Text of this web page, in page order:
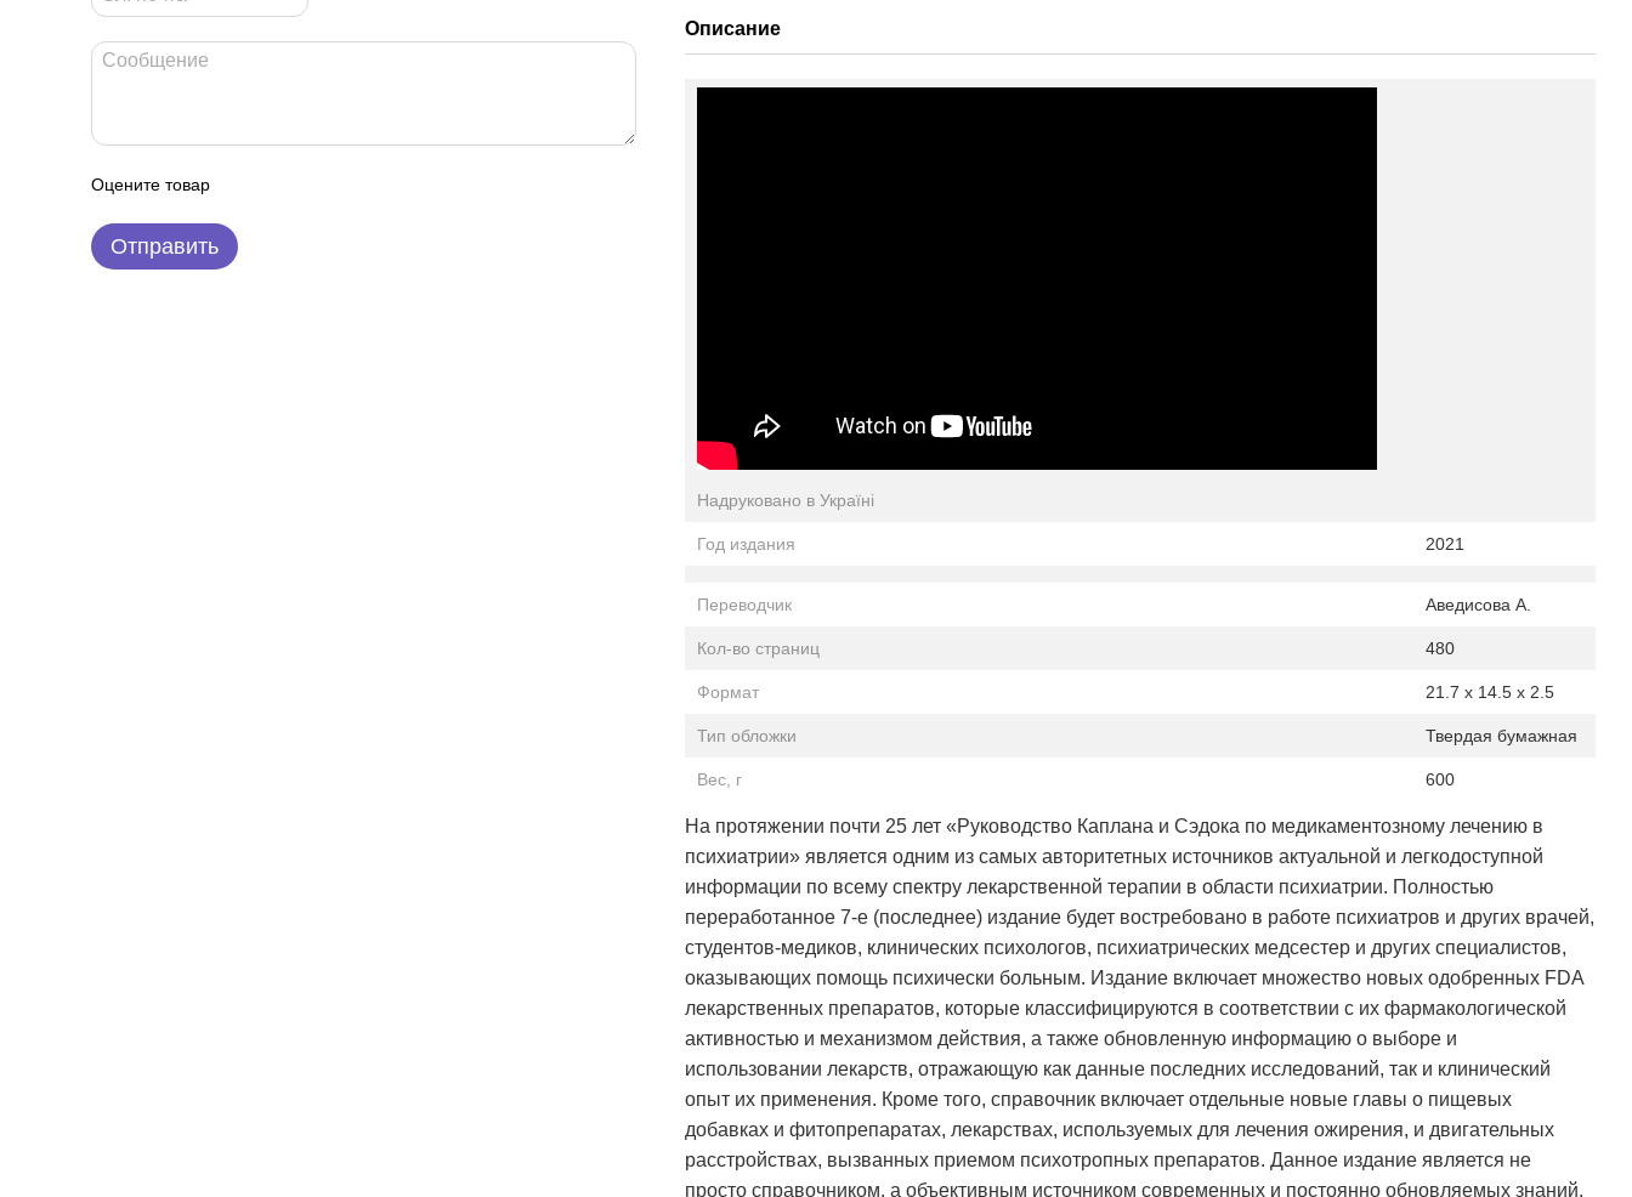
Оцените товар
Отправить
Описание
Надруковано в Україні
Год издания 2021
Переводчик Аведисова А.
Кол-во страниц 480
Формат 21.7 x 14.5 x 2.5
Тип обложки Твердая бумажная
Вес, г 600
На протяжении почти 25 лет «Руководство Каплана и Сэдока по медикаментозному лечению в
психиатрии» является одним из самых авторитетных источников актуальной и легкодоступной
информации по всему спектру лекарственной терапии в области психиатрии. Полностью
переработанное 7-е (последнее) издание будет востребовано в работе психиатров и других врачей,
студентов-медиков, клинических психологов, психиатрических медсестер и других специалистов,
оказывающих помощь психически больным. Издание включает множество новых одобренных FDA
лекарственных препаратов, которые классифицируются в соответствии с их фармакологической
активностью и механизмом действия, а также обновленную информацию о выборе и
использовании лекарств, отражающую как данные последних исследований, так и клинический
опыт их применения. Кроме того, справочник включает отдельные новые главы о пищевых
добавках и фитопрепаратах, лекарствах, используемых для лечения ожирения, и двигательных
расстройствах, вызванных приемом психотропных препаратов. Данное издание является не
просто справочником, а объективным источником современных и постоянно обновляемых знаний,